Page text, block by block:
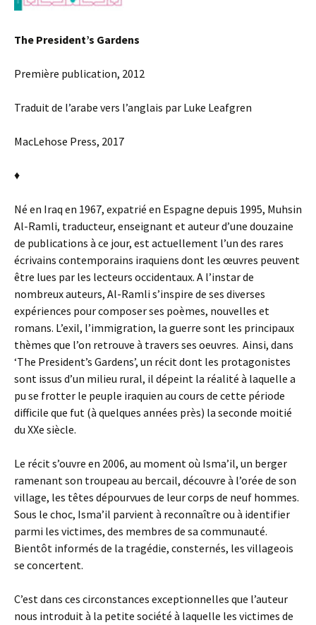
The President’s Gardens
Première publication, 2012
Traduit de l’arabe vers l’anglais par Luke Leafgren
MacLehose Press, 2017
♦
Né en Iraq en 1967, expatrié en Espagne depuis 1995, Muhsin
Al-Ramli, traducteur, enseignant et auteur d’une douzaine
de publications à ce jour, est actuellement l’un des rares
écrivains contemporains iraquiens dont les œuvres peuvent
être lues par les lecteurs occidentaux. A l’instar de
nombreux auteurs, Al-Ramli s’inspire de ses diverses
expériences pour composer ses poèmes, nouvelles et
romans. L’exil, l’immigration, la guerre sont les principaux
thèmes que l’on retrouve à travers ses oeuvres. Ainsi, dans
‘The President’s Gardens’, un récit dont les protagonistes
sont issus d’un milieu rural, il dépeint la réalité à laquelle a
pu se frotter le peuple iraquien au cours de cette période
difficile que fut (à quelques années près) la seconde moitié
du XXe siècle.
Le récit s’ouvre en 2006, au moment où Isma’il, un berger
ramenant son troupeau au bercail, découvre à l’orée de son
village, les têtes dépourvues de leur corps de neuf hommes.
Sous le choc, Isma’il parvient à reconnaître ou à identifier
parmi les victimes, des membres de sa communauté.
Bientôt informés de la tragédie, consternés, les villageois
se concertent.
C’est dans ces circonstances exceptionnelles que l’auteur
nous introduit à la petite société à laquelle les victimes de